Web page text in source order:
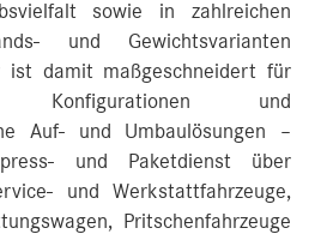
sowie in zahlreichen
und Gewichtsvarianten
ist damit maßgeschneidert für
Konfigurationen und
Auf- und Umbaulösungen –
und Paketdienst über
und Werkstattfahrzeuge,
Pritschenfahrzeuge